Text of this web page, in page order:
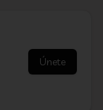
Únete